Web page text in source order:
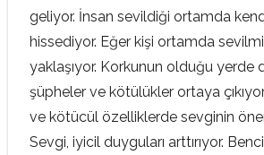
geliyor. İnsan sevildiği ortamda
hissediyor. Eğer kişi ortamda
yaklaşıyor. Korkunun olduğu yerde
şüpheler ve kötülükler ortaya
ve kötücül özelliklerde sevginin
Sevgi, iyicil duyguları arttırıyor.